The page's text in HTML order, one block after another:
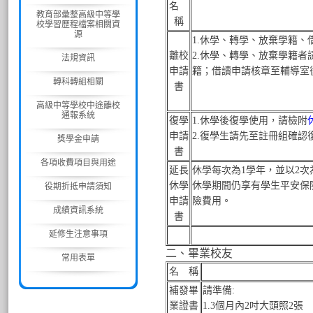
教育部彙整高級中等學
校學習歷程檔案相關資
源
法規資訊
轉科轉組相關
高級中等學校中途離校
通報系統
獎學金申請
各項收費項目與用途
役期折抵申請須知
成績資訊系統
延修生注意事項
常用表單
名
稱
離校
申請
書
1.休學、轉學、放棄學籍、
2.休學、轉學、放棄學籍者
籍；借讀申請核章至輔導
復學
申請
書
1.休學後復學使用，請檢附
2.復學生請先至註冊組確認
延長
休學
申請
書
休學每次為1學年，並以2次
休學期間仍享有學生平安
險費用。
二、畢業校友
名 稱
補發畢
業證書
請準備:
1.3個月內2吋大頭照2張